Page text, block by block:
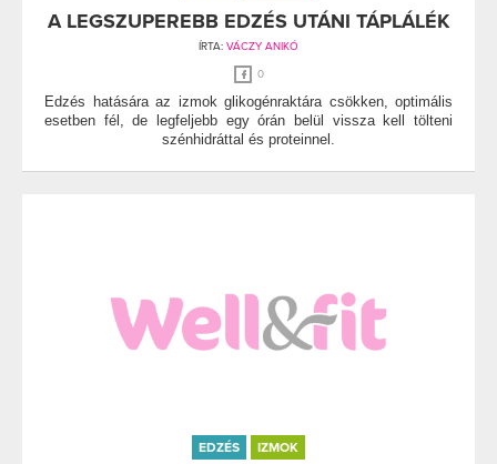
A LEGSZUPEREBB EDZÉS UTÁNI TÁPLÁLÉK
ÍRTA: VÁCZY ANIKÓ
0
Edzés hatására az izmok glikogénraktára csökken, optimális
esetben fél, de legfeljebb egy órán belül vissza kell tölteni
szénhidráttal és proteinnel.
EDZÉS IZMOK